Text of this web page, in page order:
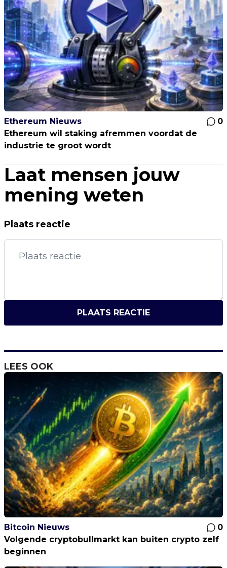
Ethereum Nieuws
0
Ethereum wil staking afremmen voordat de
industrie te groot wordt
Laat mensen jouw
mening weten
Plaats reactie
PLAATS REACTIE
LEES OOK
Bitcoin Nieuws
0
Volgende cryptobullmarkt kan buiten crypto zelf
beginnen